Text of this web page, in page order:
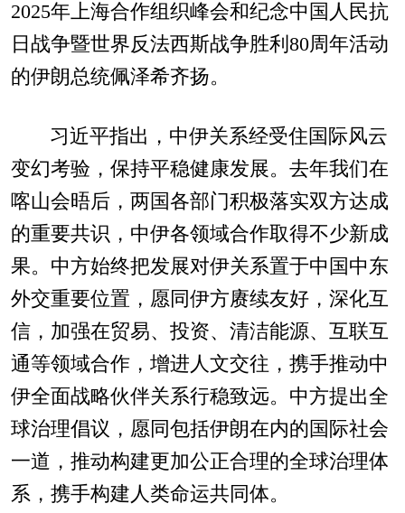
2025年上海合作组织峰会和纪念中国人民抗
日战争暨世界反法西斯战争胜利80周年活动
的伊朗总统佩泽希齐扬。
习近平指出，中伊关系经受住国际风云
变幻考验，保持平稳健康发展。去年我们在
喀山会晤后，两国各部门积极落实双方达成
的重要共识，中伊各领域合作取得不少新成
果。中方始终把发展对伊关系置于中国中东
外交重要位置，愿同伊方赓续友好，深化互
信，加强在贸易、投资、清洁能源、互联互
通等领域合作，增进人文交往，携手推动中
伊全面战略伙伴关系行稳致远。中方提出全
球治理倡议，愿同包括伊朗在内的国际社会
一道，推动构建更加公正合理的全球治理体
系，携手构建人类命运共同体。